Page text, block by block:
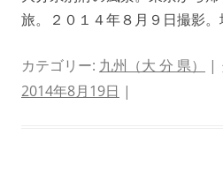
旅。２０１４年８月９日撮影。
カテゴリー: 九州（大 分 県） |
2014年8月19日 |